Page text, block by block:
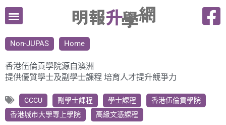
跳
要
內
容
Non-JUPAS Home
香港伍倫貢學院源自澳洲
提供優質學士及副學士課程 培育人才提升競爭力
CCCU 副學士課程 學士課程
香港伍倫貢學院
香港城市大學專上學院
高級文憑課程